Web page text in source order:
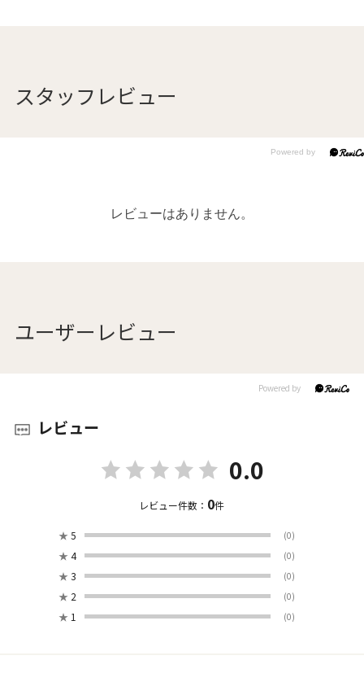
スタッフレビュー
レビューはありません。
ユーザーレビュー
レビュー
0.0
レビュー件数： 0件
★ 5 (0)
★ 4 (0)
★ 3 (0)
★ 2 (0)
★ 1 (0)